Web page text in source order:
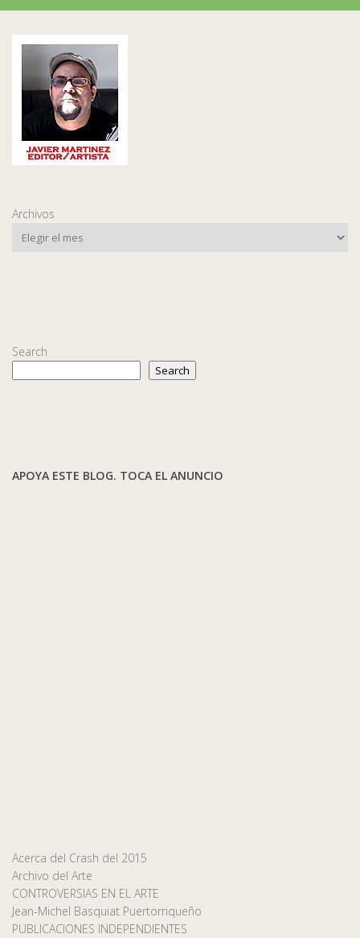
Archivos
Search
Search
APOYA ESTE BLOG. TOCA EL ANUNCIO
Acerca del Crash del 2015
Archivo del Arte
CONTROVERSIAS EN EL ARTE
Jean-Michel Basquiat Puertorriqueño
PUBLICACIONES INDEPENDIENTES